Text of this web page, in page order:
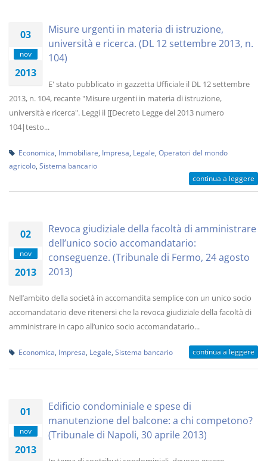
03
nov
2013
Misure urgenti in materia di istruzione,
università e ricerca. (DL 12 settembre 2013, n.
104)
E' stato pubblicato in gazzetta Ufficiale il DL 12 settembre
2013, n. 104, recante "Misure urgenti in materia di istruzione,
università e ricerca". Leggi il [[Decreto Legge del 2013 numero
104|testo...
Economica Immobiliare Impresa Legale Operatori del mondo
agricolo Sistema bancario
continua a leggere
02
nov
2013
Revoca giudiziale della facoltà di amministrare
dell’unico socio accomandatario:
conseguenze. (Tribunale di Fermo, 24 agosto
2013)
Nell’ambito della società in accomandita semplice con un unico socio
accomandatario deve ritenersi che la revoca giudiziale della facoltà di
amministrare in capo all’unico socio accomandatario...
Economica Impresa Legale Sistema bancario continua a leggere
01
nov
2013
Edificio condominiale e spese di
manutenzione del balcone: a chi competono?
(Tribunale di Napoli, 30 aprile 2013)